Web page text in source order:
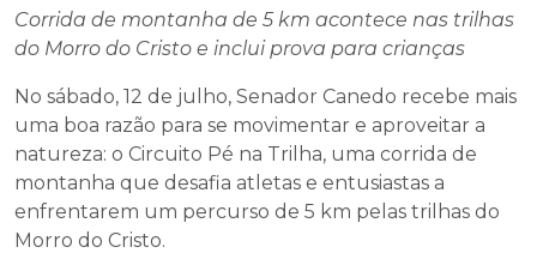
Corrida de montanha de 5 km acontece nas trilhas
do Morro do Cristo e inclui prova para crianças
No sábado, 12 de julho, Senador Canedo recebe mais
uma boa razão para se movimentar e aproveitar a
natureza: o Circuito Pé na Trilha, uma corrida de
montanha que desafia atletas e entusiastas a
enfrentarem um percurso de 5 km pelas trilhas do
Morro do Cristo.